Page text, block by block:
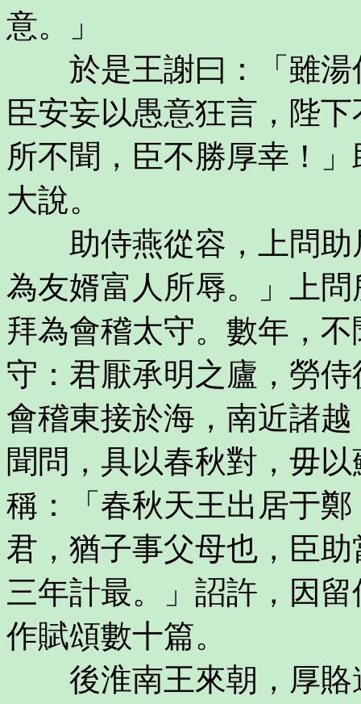
意。」
於是王謝曰：「雖湯
臣安妄以愚意狂言，陛
所不聞，臣不勝厚幸！
大說。
助侍燕從容，上問助
為友婿富人所辱。」上
拜為會稽太守。數年，
守：君厭承明之廬，勞
會稽東接於海，南近諸
聞問，具以春秋對，毋
稱：「春秋天王出居于
君，猶子事父母也，臣
三年計最。」詔許，因
作賦頌數十篇。
後淮南王來朝，厚賂